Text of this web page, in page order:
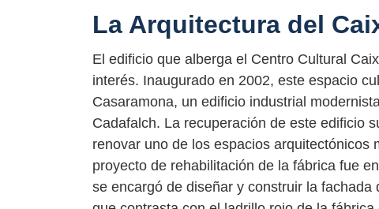
La Arquitectura del
El edificio que alberga el Centro Cultural
interés. Inaugurado en 2002, este espacio
Casaramona, un edificio industrial
Cadafalch. La recuperación de este edificio
renovar uno de los espacios arquitectónicos
proyecto de rehabilitación de la fábrica fue
se encargó de diseñar y construir la